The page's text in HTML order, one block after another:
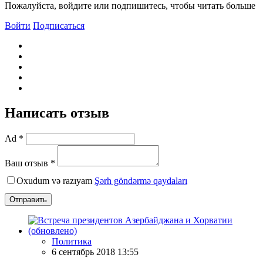
Пожалуйста, войдите или подпишитесь, чтобы читать больше
Войти Подписаться
Написать отзыв
Ad *
Ваш отзыв *
Oxudum və razıyam Şərh göndərmə qaydaları
Отправить
Политика
6 сентябрь 2018 13:55